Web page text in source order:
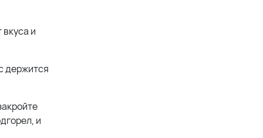
и
держится
и